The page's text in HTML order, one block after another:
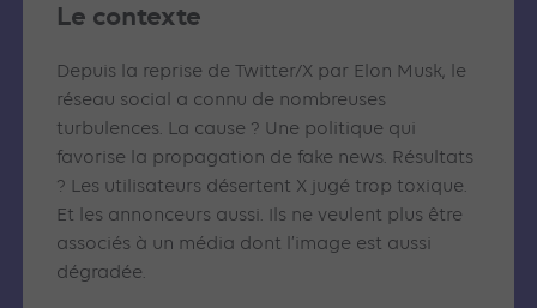
Le contexte
Depuis la reprise de Twitter/X par Elon Musk, le
réseau social a connu de nombreuses
turbulences. La cause ? Une politique qui
favorise la propagation de fake news. Résultats
? Les utilisateurs désertent X jugé trop toxique.
Et les annonceurs aussi. Ils ne veulent plus être
associés à un média dont l’image est aussi
dégradée.